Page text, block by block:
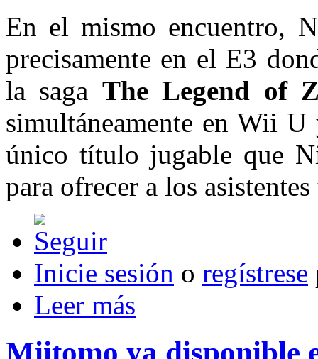
En el mismo encuentro,
precisamente en el E3
la saga The Legend of
simultáneamente en Wii
único título jugable que
para ofrecer a los
Inicie sesión o regístrese
Leer más
Miitomo ya disponible